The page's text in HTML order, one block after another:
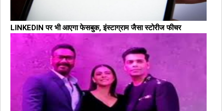
LINKEDIN पर भी आएगा फेसबुक, इंस्टाग्राम जैसा स्टोरीज फीचर